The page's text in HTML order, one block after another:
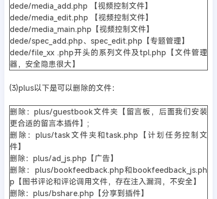
dede/media_add.php 【视频控制文件】
dede/media_edit.php 【视频控制文件】
dede/media_main.php【视频控制文件】
dede/spec_add.php、spec_edit.php【专题管理】
dede/file_xx .php开头的系列文件及tpl.php【文件管理
器，安全隐患很大】
(3)plus以下是可以删除的文件：
删除：plus/guestbook文件夹【留言板，后面我们安装
更合适的留言本插件】;
删除：plus/task文件夹和task.php【计划任务控制文
件】
删除：plus/ad_js.php【广告】
删除：plus/bookfeedback.php和bookfeedback_js.ph
p【图书评论和评论调用文件，存在注入漏洞，不安全】
删除：plus/bshare.php【分享到插件】